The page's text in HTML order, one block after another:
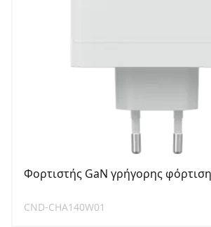
Φορτιστής GaN γρήγορης
CND-CHA140W01